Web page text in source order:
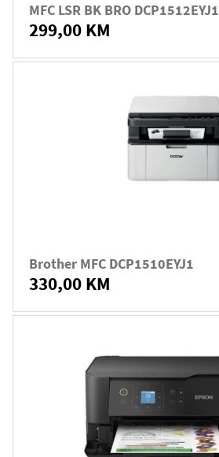
MFC LSR BK BRO DCP1512EYJ1
299,00 KM
Brother MFC DCP1510EYJ1
330,00 KM